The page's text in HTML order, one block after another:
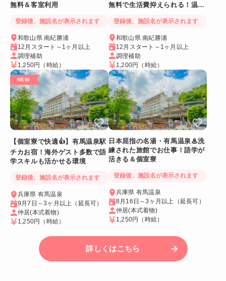
無料＆客室利用
登録後、施設名が表示されます
和歌山県 南紀勝浦
12月スタート～1ヶ月以上
調理補助
1,250円 （時給）
無料で生活費抑えられる！温泉
登録後、施設名が表示されます
和歌山県 南紀勝浦
12月スタート～1ヶ月以上
調理補助
1,200円 （時給）
【個室寮で快適👍】有馬温泉駅
チカお宿！海外ゲスト多数で語
学スキルも活かせる環境
登録後、施設名が表示されます
兵庫県 有馬温泉
9月7日～3ヶ月以上（延長可）
仲居(本式着物)
1,250円
（時給）
日本屈指の名湯・有馬温泉♨洗
練された旅館でお仕事！語学が
活きる＆個室寮
登録後、施設名が表示されます
兵庫県 有馬温泉
8月16日～3ヶ月以上（延長可）
仲居(本式着物)
1,250円
（時給）
詳しくはこちら